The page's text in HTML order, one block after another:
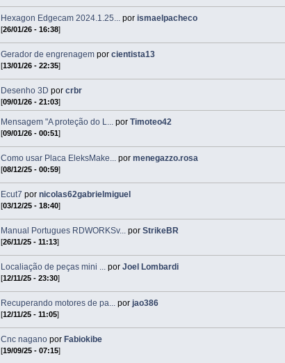
Hexagon Edgecam 2024.1.25... por ismaelpacheco
[26/01/26 - 16:38]
Gerador de engrenagem porcientista13
[13/01/26 - 22:35]
Desenho 3D porcrbr
[09/01/26 - 21:03]
Mensagem "A proteção do L... porTimoteo42
[09/01/26 - 00:51]
Como usar Placa EleksMake... pormenegazzo.rosa
[08/12/25 - 00:59]
Ecut7 pornicolas62gabrielmiguel
[03/12/25 - 18:40]
Manual Portugues RDWORKSv... porStrikeBR
[26/11/25 - 11:13]
Localiação de peças mini ... porJoel Lombardi
[12/11/25 - 23:30]
Recuperando motores de pa... por jao386
[12/11/25 - 11:05]
Cnc nagano por Fabiokibe
[19/09/25 - 07:15]